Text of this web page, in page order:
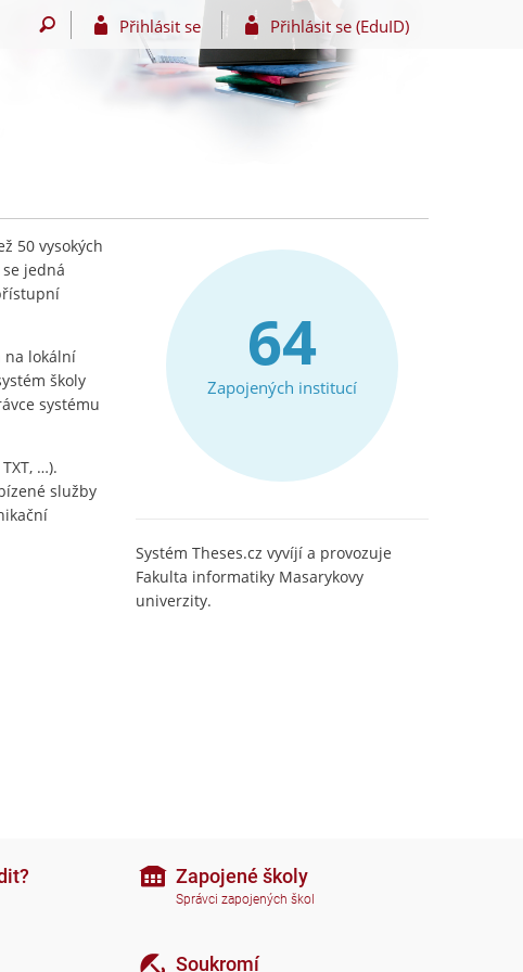
Přihlásit se Přihlásit se (EduID)
50 vysokých
jedná
na lokální
školy
systému
TXT, …).
služby
64
Zapojených institucí
Systém Theses.cz vyvíjí a provozuje
Fakulta informatiky Masarykovy
univerzity.
Zapojené školy
Správci zapojených škol
Soukromí